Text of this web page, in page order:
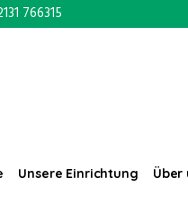
766315
Unsere Einrichtung Über